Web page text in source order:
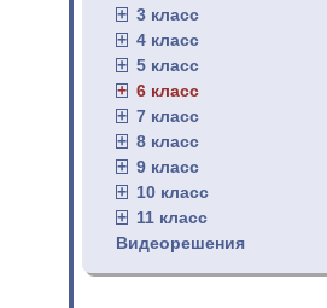
3 класс
4 класс
5 класс
6 класс
7 класс
8 класс
9 класс
10 класс
11 класс
Видеорешения